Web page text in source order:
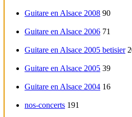
Guitare en Alsace 2008 90
Guitare en Alsace 2006 71
Guitare en Alsace 2005 betisier
Guitare en Alsace 2005 39
Guitare en Alsace 2004 16
nos-concerts 191